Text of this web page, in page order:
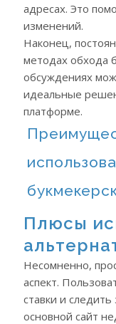
адресах. Это
изменений.
Наконец,
методах обхода
обсуждениях
идеальные
платформе.
Плюсы
Несомненно,
аспект.
ставки и
основной сайт